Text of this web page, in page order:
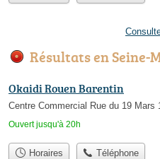
Résultats en Seine-
Okaidi Rouen Barentin
Centre Commercial Rue du 19 Mars
Ouvert jusqu'à 20h
Horaires Téléphone